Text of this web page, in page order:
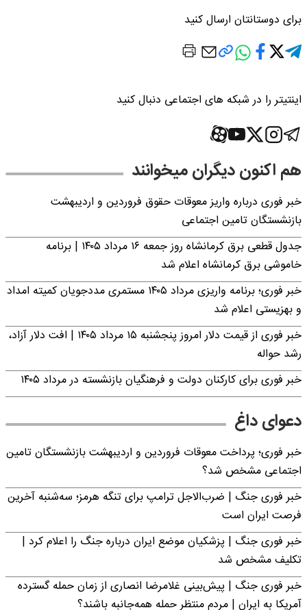
برای دوستانتان ارسال کنید
اینتیتر را در شبکه های اجتماعی دنبال کنید
هم اکنون دیگران میخوانند
خبر فوری درباره واریز معوقات حقوق فروردین و اردیبهشت
بازنشستگان تامین اجتماعی
جدول قطعی برق کرمانشاه روز جمعه ۱۶ مرداد ۱۴۰۵ | برنامه
خاموشی برق کرمانشاه اعلام شد
خبر فوری؛ برنامه واریزی مرداد ۱۴۰۵ مستمری مددجویان کمیته امداد
و بهزیستی اعلام شد
خبر فوری از قیمت دلار امروز پنجشنبه ۱۵ مرداد ۱۴۰۵ | افت دلار آزاد،
رشد حواله
خبر فوری برای کارکنان دولت و فرهنگیان بازنشسته در مرداد ۱۴۰۵
دعوای داغ
خبر فوری؛ پرداخت معوقات فروردین و اردیبهشت بازنشستگان تامین
اجتماعی مشخص شد؟
خبر فوری جنگ | ضرب‌الاجل ترامپ برای تنگه هرمز؛ سه‌شنبه آخرین
فرصت ایران است
خبر فوری جنگ | پزشکیان موضع ایران درباره جنگ را اعلام کرد |
تکلیف مشخص شد
خبر فوری جنگ | پیش‌بینی غلامرضا انصاری از زمان حمله گسترده
آمریکا به ایران | مردم منتظر حمله همه‌جانبه باشند؟